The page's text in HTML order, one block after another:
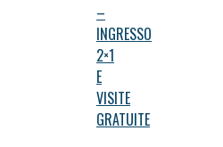
–
INGRESSO
2×1
E
VISITE
GRATUITE